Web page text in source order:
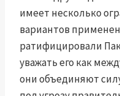
имеет несколько
вариантов
ратифицировали
уважать его как
они объединяют